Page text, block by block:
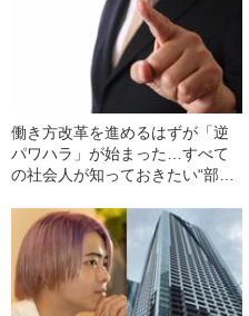
働き方改革を進めるはずが「逆
パワハラ」が始まった…すべて
の社会人が知っておきたい“部